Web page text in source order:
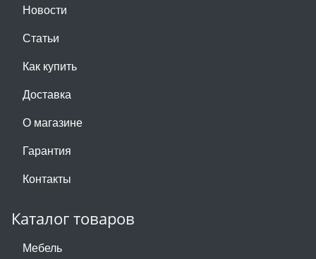
Новости
Статьи
Как купить
Доставка
О магазине
Гарантия
Контакты
Каталог товаров
Мебель